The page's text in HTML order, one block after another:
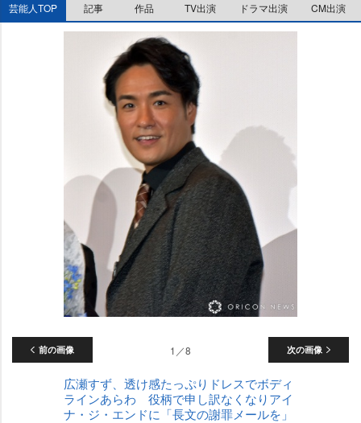
芸能人TOP 記事 作品 TV出演 ドラマ出演 CM出演
前の画像 次の画像
1／8
広瀬すず、透け感たっぷりドレスでボディ
ラインあらわ 役柄で申し訳なくなりアイ
ナ・ジ・エンドに「長文の謝罪メールを」